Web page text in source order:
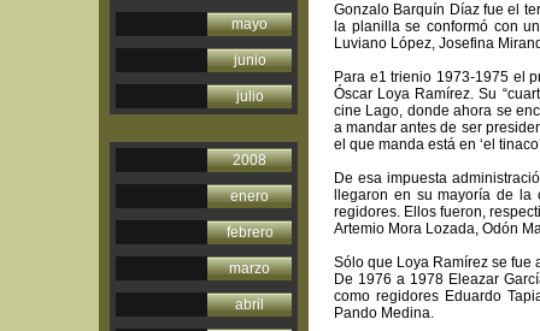
mayo
junio
julio
2008
enero
febrero
marzo
abril
Gonzalo Barquín Díaz fue el
la planilla se conformó con
Luviano López, Josefina
Para e1 trienio 1973-1975 el
Óscar Loya Ramírez. Su
cine Lago, donde ahora se
a mandar antes de ser
el que manda está en ‘el
De esa impuesta
llegaron en su mayoría de
regidores. Ellos fueron,
Artemio Mora Lozada, Odón
Sólo que Loya Ramírez se fue
De 1976 a 1978 Eleazar
como regidores Eduardo
Pando Medina.